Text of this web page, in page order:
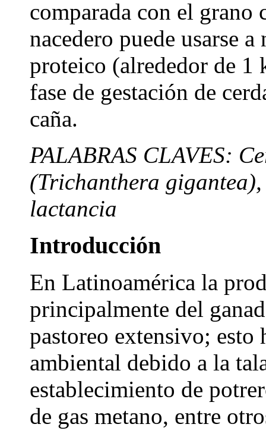
comparada con el grano
nacedero puede usarse
proteico (alrededor de 1
fase de gestación de
caña.
PALABRAS CLAVES:
(Trichanthera
lactancia
Introducción
En Latinoamérica la
principalmente del
pastoreo extensivo; esto
ambiental debido a la
establecimiento de
de gas metano, entre